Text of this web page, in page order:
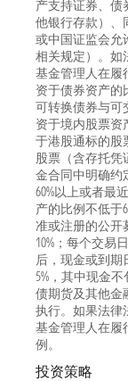
产支持证券、债
他银行存款）、
或中国证监会允
相关规定）。如
基金管理人在履
资于债券资产的
可转换债券与可
资于境内股票资
于港股通标的股
股票（含存托凭
金合同中明确约
60%以上或者最
产的比例不低于
准或注册的公开
10%；每个交易
后，现金或到期
5%，其中现金
债期货及其他金
执行。如果法律
基金管理人在履
例。
投资策略